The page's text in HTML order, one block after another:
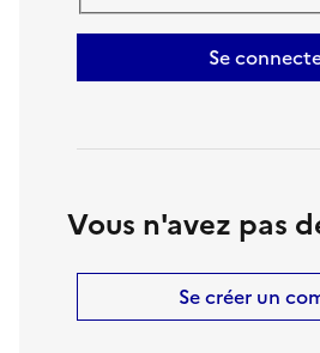
Se
Vous n'avez pas
Se créer un